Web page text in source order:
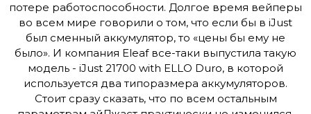
потере работоспособности. Долгое время вейперы
во всем мире говорили о том, что если бы в iJust
был сменный аккумулятор, то «цены бы ему не
было». И компания Eleaf все-таки выпустила такую
модель - iJust 21700 with ELLO Duro, в которой
используется два типоразмера аккумуляторов.
Стоит сразу сказать, что по всем остальным